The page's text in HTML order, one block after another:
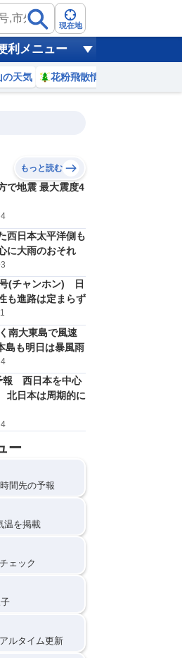
現在地
利メニュー
の天気 花粉飛散情報
ミリ
21
1 m/s
0ミリ
1m/s
0
1m/s
もっと読む
で地震 最大震度4
西日本太平洋側も
に大雨のおそれ
(チャンホン) 日
も進路は定まらず
南大東島で風速
も明日は暴風雨
報 西日本を中心
日本は周期的に
ー
間先の予報
温を掲載
ェック
ルタイム更新